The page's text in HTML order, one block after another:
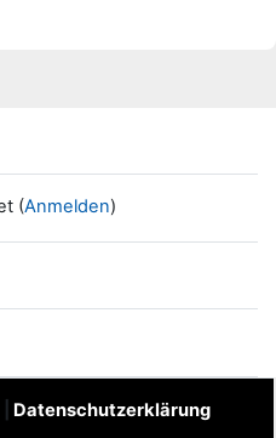
(Anmelden)
Datenschutzerklärung